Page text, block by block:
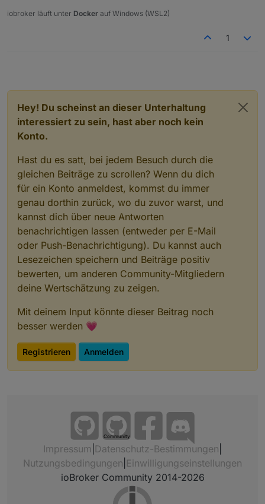
javascript.0	2020-11-19 21:01:09.814
javascript.0	2020-11-19 21:01:09.814
iobroker läuft unter Docker auf Windows (WSL2)
1
Hey! Du scheinst an dieser Unterhaltung
interessiert zu sein, hast aber noch kein
Konto.
Hast du es satt, bei jedem Besuch durch die
gleichen Beiträge zu scrollen? Wenn du dich
für ein Konto anmeldest, kommst du immer
genau dorthin zurück, wo du zuvor warst, und
kannst dich über neue Antworten
benachrichtigen lassen (entweder per E-Mail
oder Push-Benachrichtigung). Du kannst auch
Lesezeichen speichern und Beiträge positiv
bewerten, um anderen Community-Mitgliedern
deine Wertschätzung zu zeigen.
Mit deinem Input könnte dieser Beitrag noch
besser werden 💗
Registrieren Anmelden
Community
Impressum Datenschutz-Bestimmungen
Nutzungsbedingungen Einwilligungseinstellungen
ioBroker Community 2014-2026